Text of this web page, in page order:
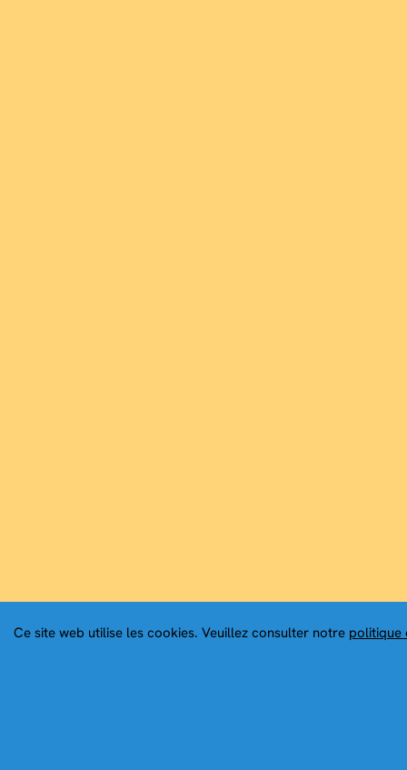
Ce site web utilise les cookies. Veuillez consulter notre politique